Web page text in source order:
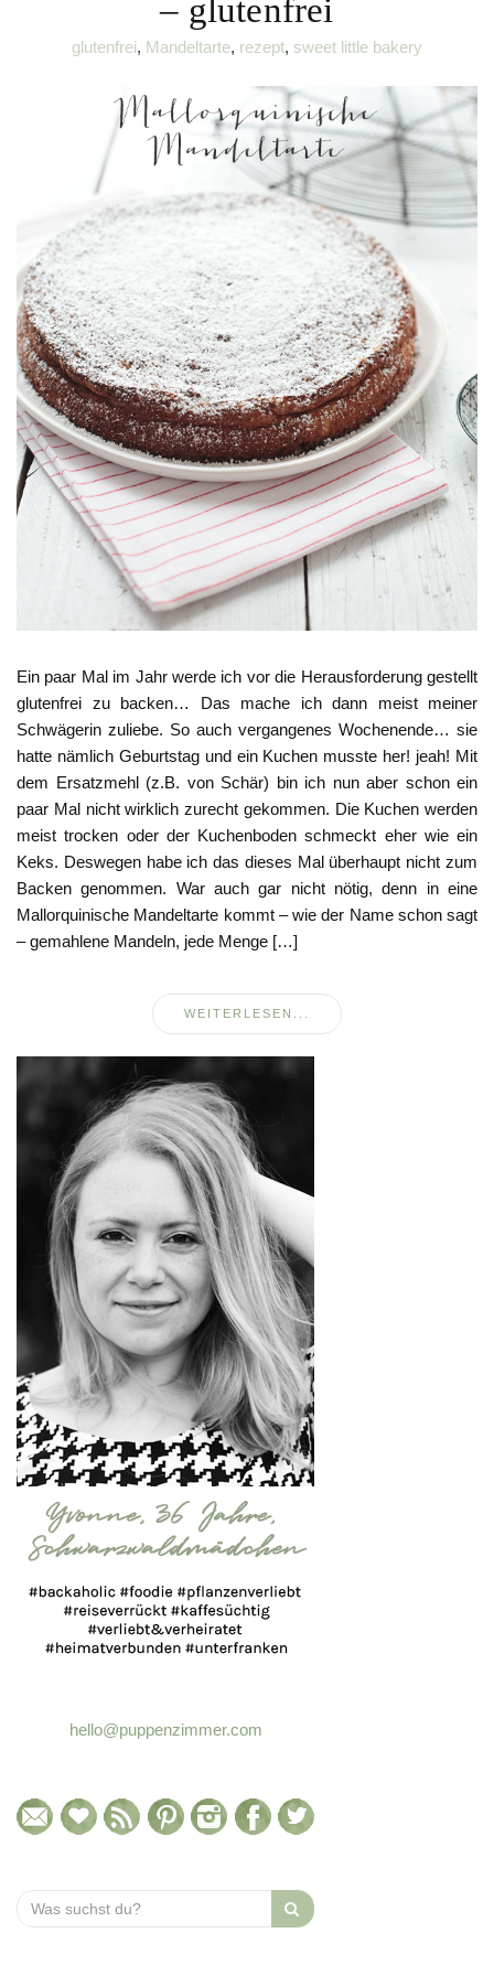
– glutenfrei
glutenfrei, Mandeltarte, rezept, sweet little bakery
Ein paar Mal im Jahr werde ich vor die Herausforderung gestellt
glutenfrei zu backen… Das mache ich dann meist meiner
Schwägerin zuliebe. So auch vergangenes Wochenende… sie
hatte nämlich Geburtstag und ein Kuchen musste her! jeah! Mit
dem Ersatzmehl (z.B. von Schär) bin ich nun aber schon ein
paar Mal nicht wirklich zurecht gekommen. Die Kuchen werden
meist trocken oder der Kuchenboden schmeckt eher wie ein
Keks. Deswegen habe ich das dieses Mal überhaupt nicht zum
Backen genommen. War auch gar nicht nötig, denn in eine
Mallorquinische Mandeltarte kommt – wie der Name schon sagt
– gemahlene Mandeln, jede Menge […]
WEITERLESEN...
hello@puppenzimmer.com
Search
for: